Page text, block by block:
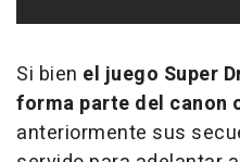
Si bien el juego Super
forma parte del canon
anteriormente sus